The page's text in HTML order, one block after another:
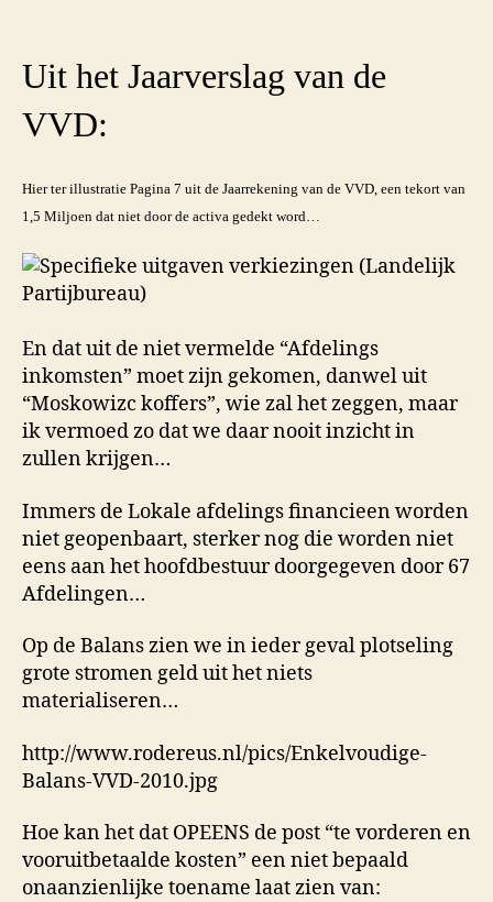
Uit het Jaarverslag van de
VVD:
Hier ter illustratie Pagina 7 uit de Jaarrekening van de VVD, een tekort van
1,5 Miljoen dat niet door de activa gedekt word…
En dat uit de niet vermelde “Afdelings
inkomsten” moet zijn gekomen, danwel uit
“Moskowizc koffers”, wie zal het zeggen, maar
ik vermoed zo dat we daar nooit inzicht in
zullen krijgen…
Immers de Lokale afdelings financieen worden
niet geopenbaart, sterker nog die worden niet
eens aan het hoofdbestuur doorgegeven door 67
Afdelingen…
Op de Balans zien we in ieder geval plotseling
grote stromen geld uit het niets
materialiseren…
http://www.rodereus.nl/pics/Enkelvoudige-
Balans-VVD-2010.jpg
Hoe kan het dat OPEENS de post “te vorderen en
vooruitbetaalde kosten” een niet bepaald
onaanzienlijke toename laat zien van: